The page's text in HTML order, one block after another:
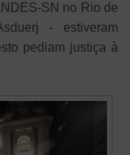
SN no Rio de
- estiveram
pediam justiça à